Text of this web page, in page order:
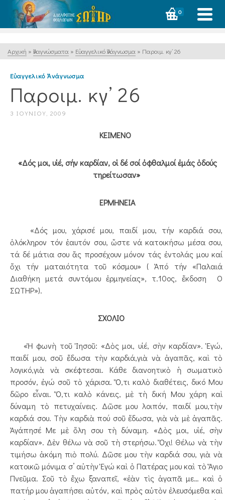
0
Αρχική » Ἀναγνώσματα » Εὐαγγελικό Ἀνάγνωσμα » Παροιμ. κγ’ 26
Εὐαγγελικό Ἀνάγνωσμα
Παροιμ. κγ’ 26
3 ΙΟΥΝΊΟΥ, 2009
ΚΕΙΜΕΝΟ
«Δός μοι, υἱέ, σήν καρδίαν, οἱ δέ σοί ὀφθαλμοί ἐμάς ὁδούς
τηρείτωσαν»
ΕΡΜΗΝΕΙΑ
«Δός μου, χάρισέ μου, παιδί μου, τήν καρδιά σου,
ὁλόκληρον τόν ἑαυτόν σου, ὥστε νά κατοικήσω μέσα σου,
τά δέ μάτια σου ἄς προσέχουν μόνον τάς ἐντολάς μου καί
ὄχι τήν ματαιότητα τοῦ κόσμου» ( Ἀπό τήν «Παλαιά
Διαθήκη μετά συντόμου ἑρμηνείας», τ.10ος, ἔκδοση Ο
ΣΩΤΗΡ»).
ΣΧΟΛΙΟ
«Ἡ φωνὴ τοῦ Ἰησοῦ: «Δὸς μοι, υἱέ, σὴν καρδίαν». Ἐγώ,
παιδί μου, σοῦ ἔδωσα τὴν καρδιά,γιὰ νὰ ἀγαπᾶς, καὶ τὸ
λογικό,γιὰ νὰ σκέφτεσαι. Κάθε διανοητικὸ ἡ σωματικὸ
προσόν, ἐγώ σοῦ τὸ χάρισα. Ὅ,τι καλὸ διαθέτεις, δικό Μου
δῶρο εἶναι. Ὅ,τι καλὸ κάνεις, μὲ τὴ δική Μου χάρη καὶ
δύναμη τὸ πετυχαίνεις. Δῶσε μου λοιπόν, παιδί μου,τὴν
καρδιά σου. Τὴν καρδιὰ πού σοῦ ἔδωσα, γιὰ νὰ μὲ ἀγαπᾶς.
Ἀγάπησέ Με μὲ ὅλη σου τὴ δύναμη. «Δὸς μοι, υἱέ, σὴν
καρδίαν». Δὲν θέλω νὰ σοῦ τὴ στερήσω. Ὄχι! Θέλω νὰ τὴν
τιμήσω ἀκόμη πιὸ πολύ. Δῶσε μου τὴν καρδιά σου, γιὰ νὰ
κατοικῶ μόνιμα σ’ αὐτὴν Ἐγώ καὶ ὁ Πατέρας μου καὶ τὸ Ἅγιο
Πνεῦμα. Σοῦ τὸ ἔχω ξαναπεῖ, «ἐὰν τὶς ἀγαπᾶ με… καὶ ὁ
πατήρ μου ἀγαπήσει αὐτόν, καὶ πρὸς αὐτὸν ἐλευσόμεθα καὶ